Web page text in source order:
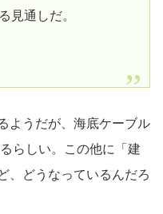
見通しだ。
ようだが、海底ケーブル
らしい。この他に「建
、どうなっているんだろ